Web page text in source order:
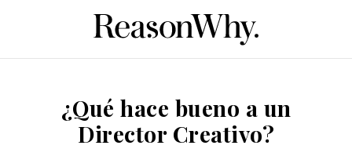
¿Qué hace bueno a un
Director Creativo?